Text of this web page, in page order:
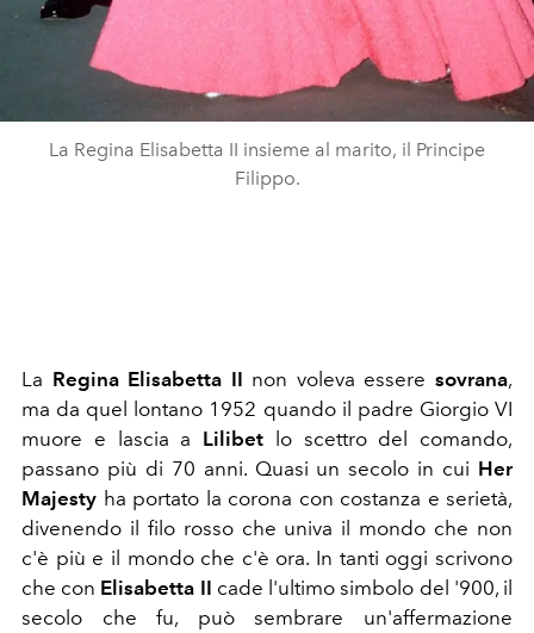
La Regina Elisabetta II insieme al marito, il Principe
Filippo.
La Regina Elisabetta II non voleva esseresovrana,
ma da quel lontano 1952 quando il padre Giorgio VI
muore e lascia a Lilibet lo scettro del comando,
passano più di 70 anni. Quasi un secolo in cui Her
Majesty ha portato la corona con costanza e serietà,
divenendo il filo rosso che univa il mondo che non
c'è più e il mondo che c'è ora. In tanti oggi scrivono
che con Elisabetta II cade l'ultimo simbolo del '900, il
secolo che fu, può sembrare un'affermazione